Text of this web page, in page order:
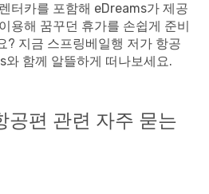
터카를 포함해 eDreams가 제공
용해 꿈꾸던 휴가를 손쉽게 준비
? 지금 스프링베일행 저가 항공
와 함께 알뜰하게 떠나보세요.
공편 관련 자주 묻는